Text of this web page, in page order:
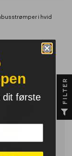
i hvid
FILTER
dit første